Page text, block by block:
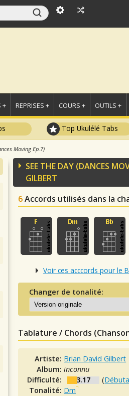
+ REPRISES + COURS + OUTILS +
Top Ukulélé Tabs
Moving Ep.7)
SEE THE DAY (DANCES
GILBERT
6Accords utilisés dans la
Voir ces acccords pour le
Changer de tonalité:
Tablature / Chords
Artiste: Brian David Gilbert
Album:inconnu
Difficulté:
3.17 (
Tonalité: Dm